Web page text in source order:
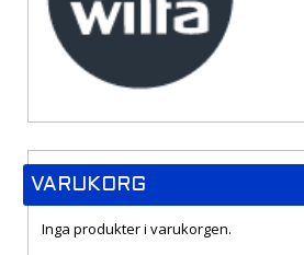
VARUKORG
Inga produkter i varukorgen.